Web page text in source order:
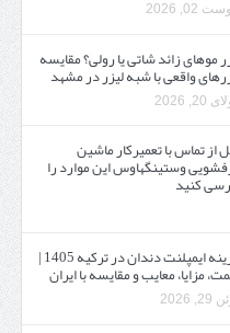
02, 2026
موهای زائد شاتی یا رولی؟ مقایسه
واقعی با شبه‌ لیزر در مشهد
2026
از تماس با تعمیرکار ماشین
وستینگهاوس این موارد را
کنید
هزینه ایمپلنت دندان در ترکیه 1405 |
مزایا، معایب و مقایسه با ایران
2026